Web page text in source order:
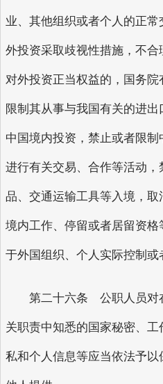
业、其他组织或者个人的正
外投资采取歧视性措施，不
对外投资正当权益的，国务
限制其从事与我国有关的进
中国境内投资，禁止或者限
进行有关交易、合作等活动
品、交通运输工具等入境，
境内工作、停留或者居留资
于外国组织、个人实际控制或
第二十六条 公职人员对在
关职责中知悉的国家秘密、
私和个人信息等应当依法予